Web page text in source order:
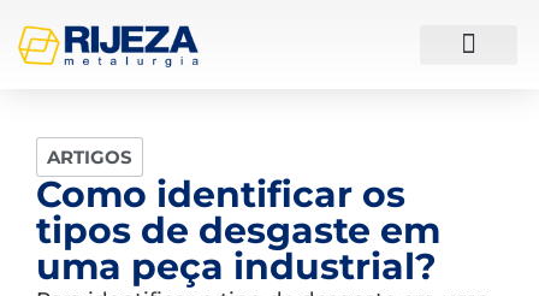
ARTIGOS
Como identificar os
tipos de desgaste em
uma peça industrial?